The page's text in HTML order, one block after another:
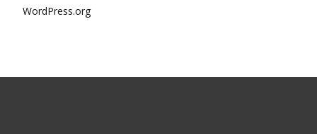
WordPress.org